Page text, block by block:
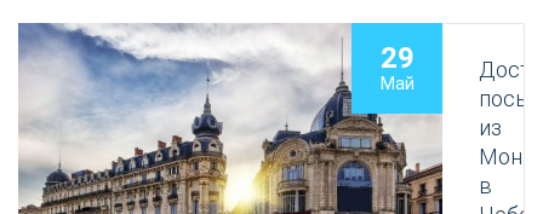
29
Май
из
в